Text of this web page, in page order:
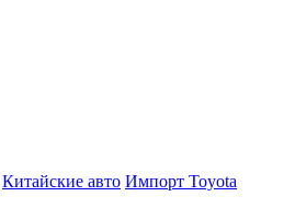
Китайские авто Импорт Toyota